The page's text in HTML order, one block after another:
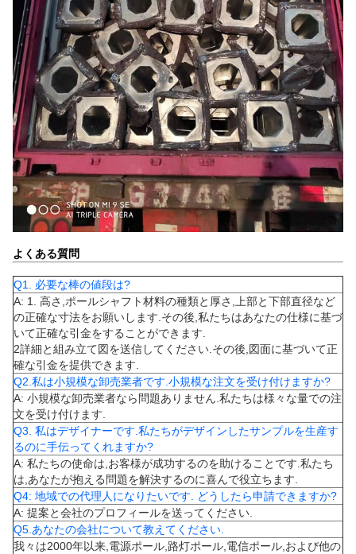
よくある質問
Q1. 必要な棒の値段は?
A: 1. 高さ,ポールシャフト材料の種類と厚さ,上部と下部直径など
の正確な寸法をお願いします.その後,私たちはあなたの仕様に基づ
いて正確な引金をすることができます.
2詳細と組み立て図を送信してください.その後,図面に基づいて正
確な引金を提供できます.
Q2.私は小規模な卸売業者です.小規模な注文を受け付けますか?
A: 小規模な卸売業者なら問題ありません.私たちは様々な量での注
文を受け付けます.
Q3. 私はデザイナーです.私たちがデザインしたサンプルを生産す
るのに手伝ってくれますか?
A: 私たちの使命は,お客様が成功するのを助けることです.私たち
は,あなたが抱える問題を解決するのに喜んで役立ちます.
Q4: 地域での代理人になりたいです. どうしたら申請できますか?
A: 提案と会社のプロフィールを送ってください.
Q5.あなたの会社について教えてください.
我々は2000年以来,電源ポール,路灯ポール,電信ポール,および他の